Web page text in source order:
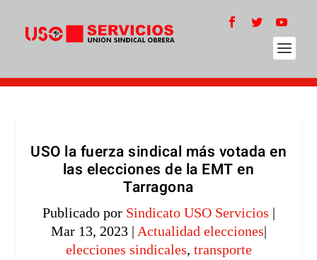
USO la fuerza sindical más votada en
las elecciones de la EMT en
Tarragona
Publicado por Sindicato USO Servicios |
Mar 13, 2023| Actualidad elecciones|
elecciones sindicales, transporte